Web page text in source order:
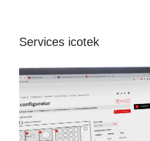
Services icotek